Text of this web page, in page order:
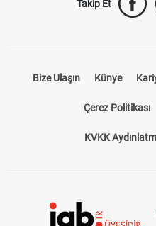
Takip Et
Bize Ulaşın Künye
Çerez Politikası
KVKK